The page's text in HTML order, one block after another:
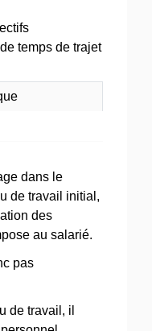
temps de trajet
dans le
de travail initial,
des
au salarié.
pas
de travail, il